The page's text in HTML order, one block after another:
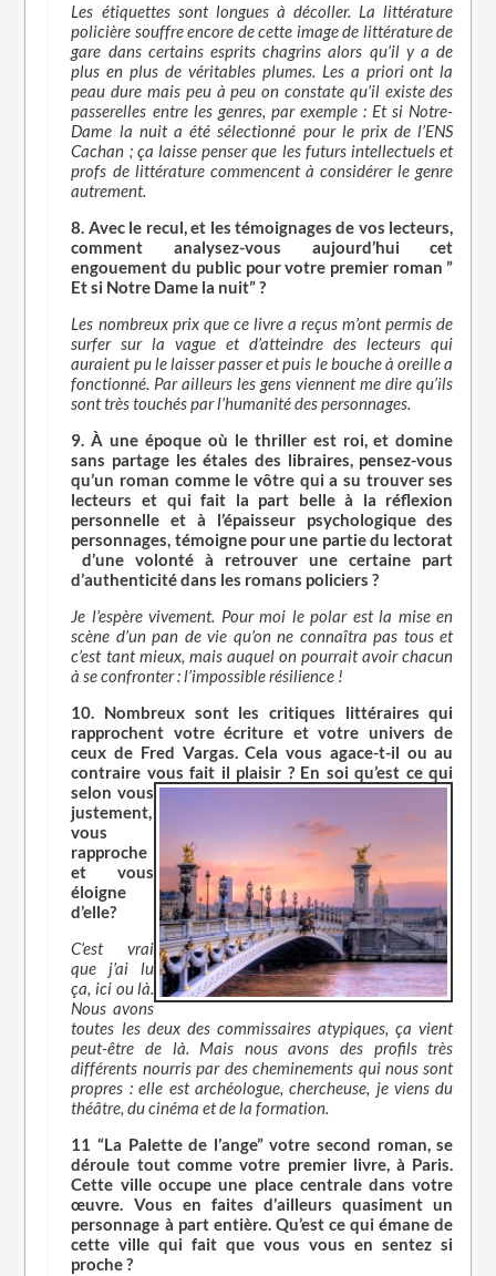
Les étiquettes sont longues à décoller. La littérature
policière souffre encore de cette image de littérature de
gare dans certains esprits chagrins alors qu’il y a de
plus en plus de véritables plumes. Les a priori ont la
peau dure mais peu à peu on constate qu’il existe des
passerelles entre les genres, par exemple : Et si Notre-
Dame la nuit a été sélectionné pour le prix de l’ENS
Cachan ; ça laisse penser que les futurs intellectuels et
profs de littérature commencent à considérer le genre
autrement.
8. Avec le recul, et les témoignages de vos lecteurs,
comment analysez-vous aujourd’hui cet
engouement du public pour votre premier roman ”
Et si Notre Dame la nuit” ?
Les nombreux prix que ce livre a reçus m’ont permis de
surfer sur la vague et d’atteindre des lecteurs qui
auraient pu le laisser passer et puis le bouche à oreille a
fonctionné. Par ailleurs les gens viennent me dire qu’ils
sont très touchés par l’humanité des personnages.
9. À une époque où le thriller est roi, et domine
sans partage les étales des libraires, pensez-vous
qu’un roman comme le vôtre qui a su trouver ses
lecteurs et qui fait la part belle à la réflexion
personnelle et à l’épaisseur psychologique des
personnages, témoigne pour une partie du lectorat
d’une volonté à retrouver une certaine part
d’authenticité dans les romans policiers ?
Je l’espère vivement. Pour moi le polar est la mise en
scène d’un pan de vie qu’on ne connaîtra pas tous et
c’est tant mieux, mais auquel on pourrait avoir chacun
à se confronter : l’impossible résilience !
10. Nombreux sont les critiques littéraires qui
rapprochent votre écriture et votre univers de
ceux de Fred Vargas. Cela vous agace-t-il ou au
contraire vous fait il plaisir ? En soi qu’est ce qui
selon vous
justement,
vous
rapproche
et vous
éloigne
d’elle?
C’est vrai
que j’ai lu
ça, ici ou là.
Nous avons
toutes les deux des commissaires atypiques, ça vient
peut-être de là. Mais nous avons des profils très
différents nourris par des cheminements qui nous sont
propres : elle est archéologue, chercheuse, je viens du
théâtre, du cinéma et de la formation.
11 “La Palette de l’ange” votre second roman, se
déroule tout comme votre premier livre, à Paris.
Cette ville occupe une place centrale dans votre
œuvre. Vous en faites d’ailleurs quasiment un
personnage à part entière. Qu’est ce qui émane de
cette ville qui fait que vous vous en sentez si
proche ?